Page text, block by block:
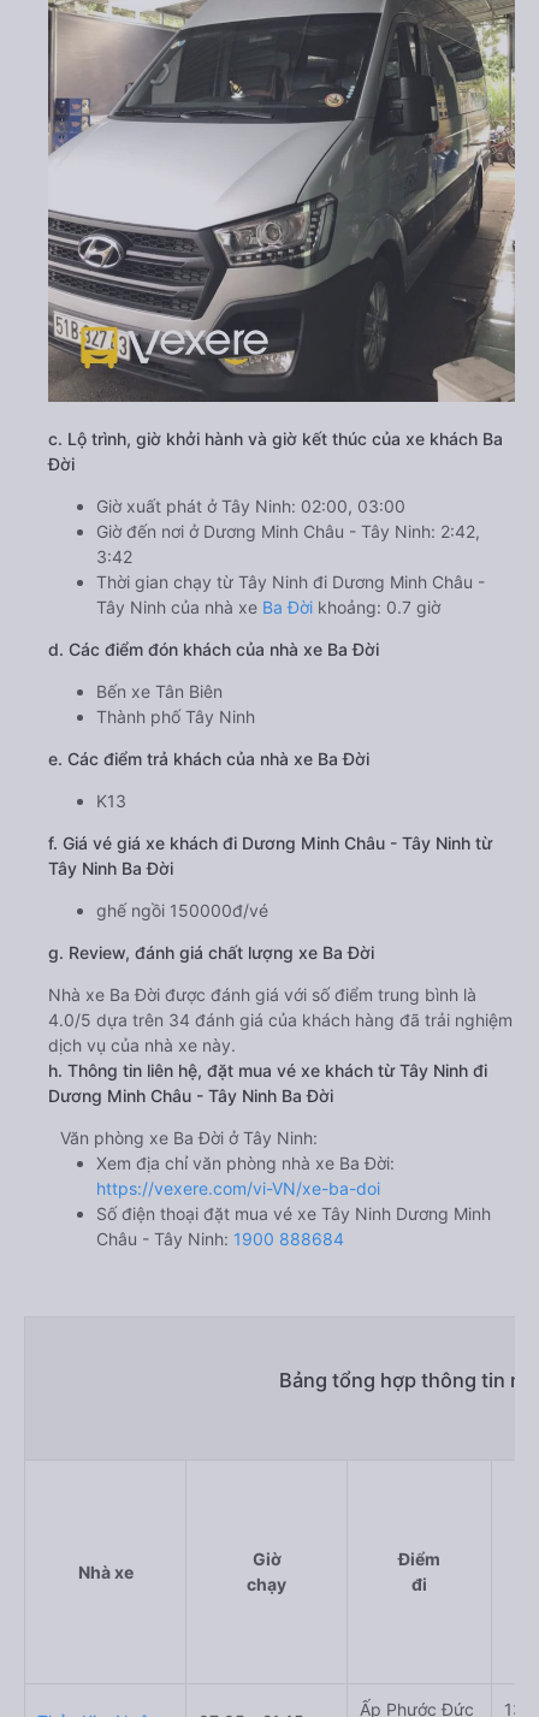
c. Lộ trình, giờ khởi hành và giờ kết thúc của xe khách Ba
Đời
Giờ xuất phát ở Tây Ninh: 02:00, 03:00
Giờ đến nơi ở Dương Minh Châu - Tây Ninh: 2:42,
3:42
Thời gian chạy từ Tây Ninh đi Dương Minh Châu -
Tây Ninh của nhà xe Ba Đời khoảng: 0.7 giờ
d. Các điểm đón khách của nhà xe Ba Đời
Bến xe Tân Biên
Thành phố Tây Ninh
e. Các điểm trả khách của nhà xe Ba Đời
K13
f. Giá vé giá xe khách đi Dương Minh Châu - Tây Ninh từ
Tây Ninh Ba Đời
ghế ngồi 150000đ/vé
g. Review, đánh giá chất lượng xe Ba Đời
Nhà xe Ba Đời được đánh giá với số điểm trung bình là
4.0/5 dựa trên 34 đánh giá của khách hàng đã trải nghiệm
dịch vụ của nhà xe này.
h. Thông tin liên hệ, đặt mua vé xe khách từ Tây Ninh đi
Dương Minh Châu - Tây Ninh Ba Đời
Văn phòng xe Ba Đời ở Tây Ninh:
Xem địa chỉ văn phòng nhà xe Ba Đời:
https://vexere.com/vi-VN/xe-ba-doi
Số điện thoại đặt mua vé xe Tây Ninh Dương Minh
Châu - Tây Ninh: 1900 888684
Bảng tổng hợp thông tin
Nhà xe
Giờ
chạy
Điểm
đi
Ấp Phước Đức 135